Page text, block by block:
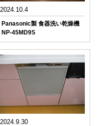
2024.10.4
Panasonic製 食器洗い乾燥機
NP-45MD9S
2024.9.30